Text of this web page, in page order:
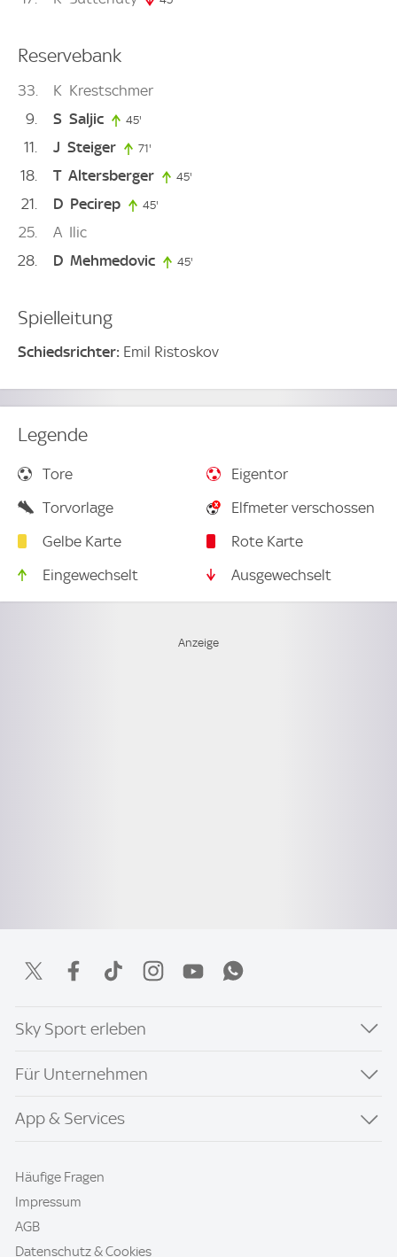
Reservebank
33 K Krestschmer
9
S Saljic 45'
11 J Steiger 71'
18 T Altersberger 45'
21 D Pecirep 45'
25 A Ilic
28
D Mehmedovic 45'
Spielleitung
Schiedsrichter: Emil Ristoskov
Legende
Tore
Eigentor
Torvorlage
Elfmeter verschossen
Gelbe Karte
Rote Karte
Eingewechselt
Ausgewechselt
Sky Sport erleben
Für Unternehmen
App & Services
Häufige Fragen
Impressum
AGB
Datenschutz & Cookies